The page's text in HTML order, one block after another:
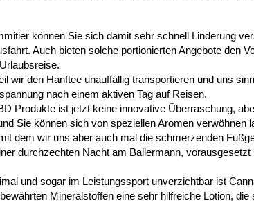
können Sie sich damit sehr schnell Linderung
Auch bieten solche portionierten Angebote den
wir den Hanftee unauffällig transportieren und uns
nach einem aktiven Tag auf Reisen.
Produkte ist jetzt keine innovative Überraschung,
Sie können sich von speziellen Aromen verwöhnen
dem wir uns aber auch mal die schmerzenden
durchzechten Nacht am Ballermann,
und sogar im Leistungssport unverzichtbar ist
Mineralstoffen eine sehr hilfreiche Lotion, die